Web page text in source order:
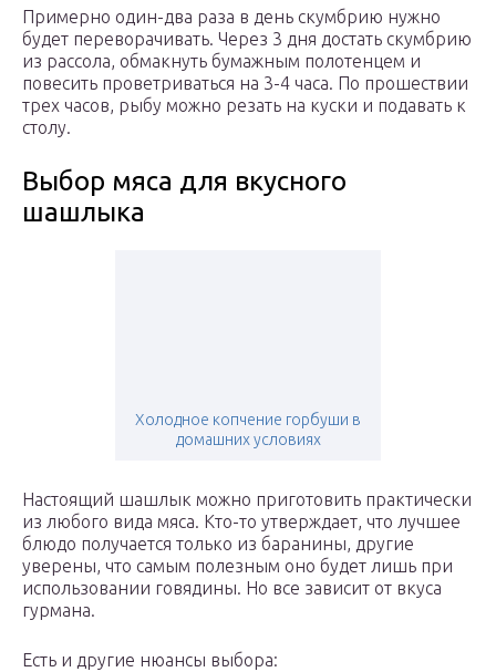
Примерно один-два раза в день скумбрию нужно
будет переворачивать. Через 3 дня достать скумбрию
из рассола, обмакнуть бумажным полотенцем и
повесить проветриваться на 3-4 часа. По прошествии
трех часов, рыбу можно резать на куски и подавать к
столу.
Выбор мяса для вкусного
шашлыка
Холодное копчение горбуши в
домашних условиях
Настоящий шашлык можно приготовить практически
из любого вида мяса. Кто-то утверждает, что лучшее
блюдо получается только из баранины, другие
уверены, что самым полезным оно будет лишь при
использовании говядины. Но все зависит от вкуса
гурмана.
Есть и другие нюансы выбора: